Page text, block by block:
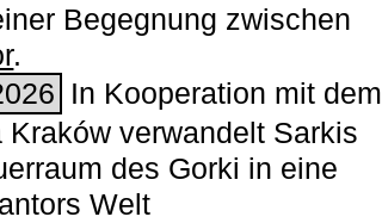
Begegnung zwischen
.
In Kooperation mit dem
verwandelt Sarkis
des Gorki in eine
Welt